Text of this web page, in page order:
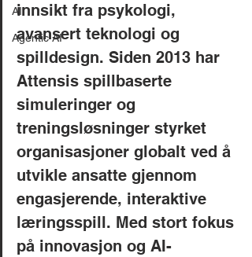
AI
Agentic AI
innsikt fra psykologi,
avansert teknologi og
spilldesign. Siden 2013 har
Attensis spillbaserte
simuleringer og
treningsløsninger styrket
organisasjoner globalt ved å
utvikle ansatte gjennom
engasjerende, interaktive
læringsspill. Med stort fokus
på innovasjon og AI-